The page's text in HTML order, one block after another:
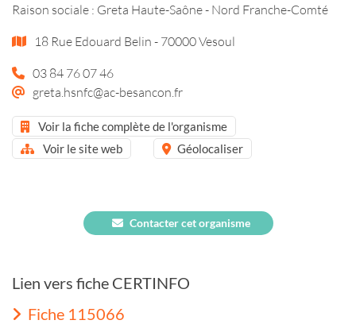
Raison sociale : Greta Haute-Saône - Nord Franche-Comté
18 Rue Edouard Belin - 70000 Vesoul
03 84 76 07 46
greta.hsnfc@ac-besancon.fr
Voir la fiche complète de l'organisme
Voir le site web
Géolocaliser
Contacter cet organisme
Lien vers fiche CERTINFO
Fiche 115066